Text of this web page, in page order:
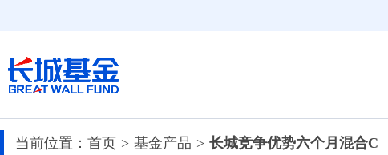
当前位置： 首页 基金产品 长城竞争优势六个月混合C